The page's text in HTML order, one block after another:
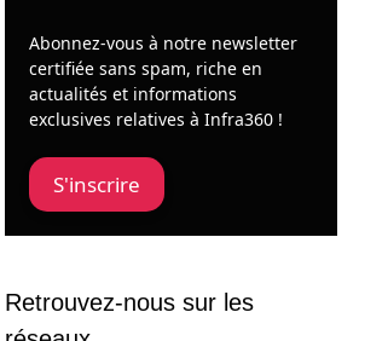
Abonnez-vous à notre newsletter
certifiée sans spam, riche en
actualités et informations
exclusives relatives à Infra360 !
S'inscrire
Retrouvez-nous sur les